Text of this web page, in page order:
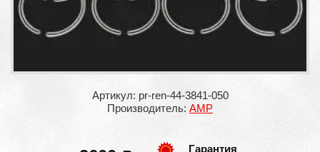
Артикул: pr-ren-44-3841-050
Производитель: AMP
Гарантия